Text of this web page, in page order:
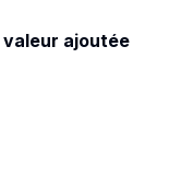
valeur ajoutée